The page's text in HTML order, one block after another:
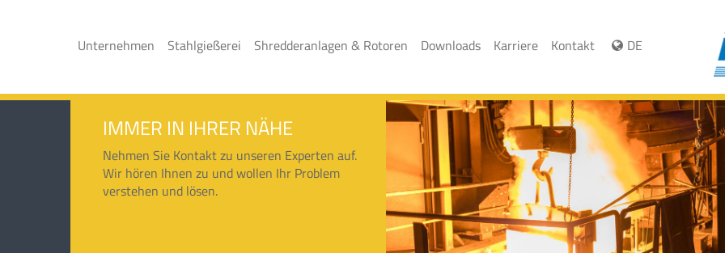
Unternehmen Stahlgießerei Shredderanlagen & Rotoren Downloads Karriere Kontakt DE
IMMER IN IHRER NÄHE
Nehmen Sie Kontakt zu unseren Experten auf.
Wir hören Ihnen zu und wollen Ihr Problem
verstehen und lösen.